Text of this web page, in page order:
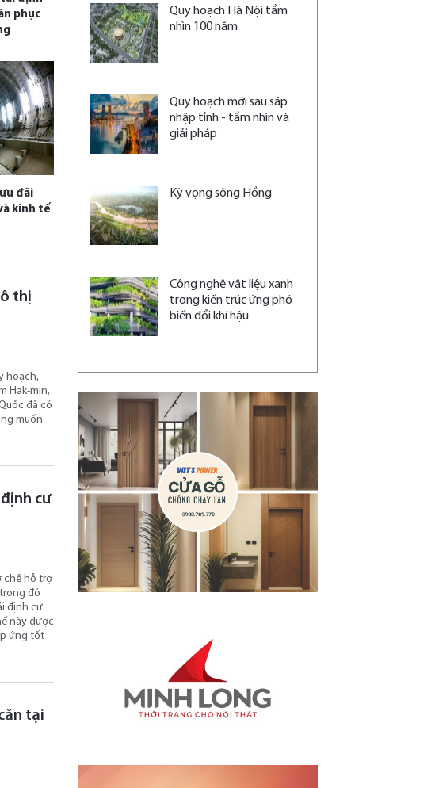
phục
đãi
kinh tế
thị
hoạch,
Hak-min,
đã có
muốn
cư
chế hỗ trợ
đó
định cư
này được
ứng tốt
tại
Quy hoạch Hà Nội tầm
nhìn 100 năm
Quy hoạch mới sau sáp
nhập tỉnh - tầm nhìn và
giải pháp
Kỳ vọng sông Hồng
Công nghệ vật liệu xanh
trong kiến trúc ứng phó
biến đổi khí hậu